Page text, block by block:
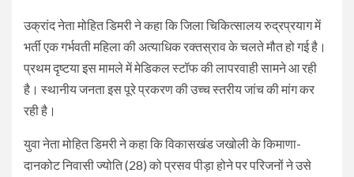
उक्रांद नेता मोहित डिमरी ने कहा कि जिला चिकित्सालय रुद्रप्रयाग में
भर्ती एक गर्भवती महिला की अत्याधिक रक्तस्राव के चलते मौत हो गई है।
प्रथम दृष्टया इस मामले में मेडिकल स्टॉफ की लापरवाही सामने आ रही
है। स्थानीय जनता इस पूरे प्रकरण की उच्च स्तरीय जांच की मांग कर
रही है।
युवा नेता मोहित डिमरी ने कहा कि विकासखंड जखोली के किमाणा-
दानकोट निवासी ज्योति (28) को प्रसव पीड़ा होने पर परिजनों ने उसे